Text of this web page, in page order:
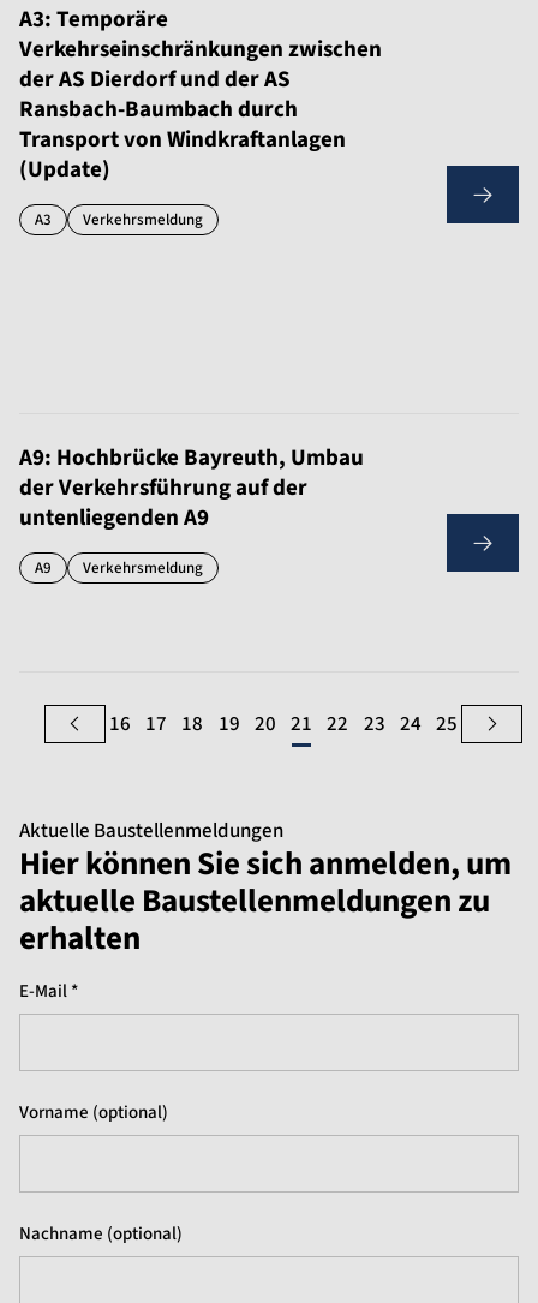
A3: Temporäre
Verkehrseinschränkungen zwischen
der AS Dierdorf und der AS
Ransbach-Baumbach durch
Transport von Windkraftanlagen
(Update)
A3 Verkehrsmeldung
A9: Hochbrücke Bayreuth, Umbau
der Verkehrsführung auf der
untenliegenden A9
A9 Verkehrsmeldung
16 17 18 19 20 21 22 23 24 25
Aktuelle Baustellenmeldungen
Hier können Sie sich anmelden, um
aktuelle Baustellenmeldungen zu
erhalten
E-Mail *
Vorname (optional)
Nachname (optional)